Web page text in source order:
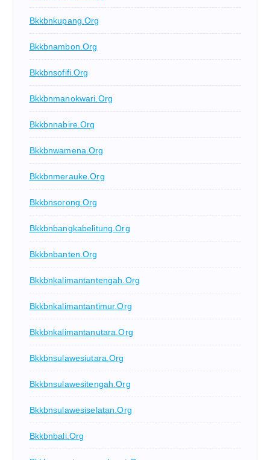
Bkkbnkupang.org
Bkkbnambon.org
Bkkbnsofifi.org
Bkkbnmanokwari.org
Bkkbnnabire.org
Bkkbnwamena.org
Bkkbnmerauke.org
Bkkbnsorong.org
Bkkbnbangkabelitung.org
Bkkbnbanten.org
Bkkbnkalimantantengah.org
Bkkbnkalimantantimur.org
Bkkbnkalimantanutara.org
Bkkbnsulawesiutara.org
Bkkbnsulawesitengah.org
Bkkbnsulawesiselatan.org
Bkkbnbali.org